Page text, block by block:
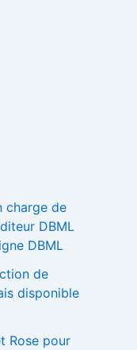
charge de
DBML
DBML
de
disponible
Rose pour